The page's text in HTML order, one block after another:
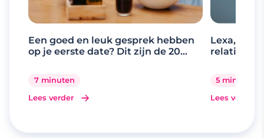
Een goed en leuk gesprek hebben
op je eerste date? Dit zijn de 20
7 minuten
Lees verder
Lexa, de
relaties
5 minuten
Lees verder